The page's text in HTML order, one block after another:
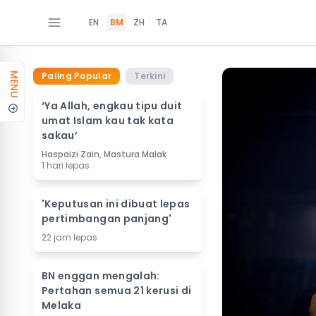
EN BM ZH TA
MENU Paling Popular Terkini
‘Ya Allah, engkau tipu duit
umat Islam kau tak kata
sakau’
Haspaizi Zain, Mastura Malak
1 hari lepas
'Keputusan ini dibuat lepas
pertimbangan panjang'
22 jam lepas
BN enggan mengalah:
Pertahan semua 21 kerusi di
Melaka